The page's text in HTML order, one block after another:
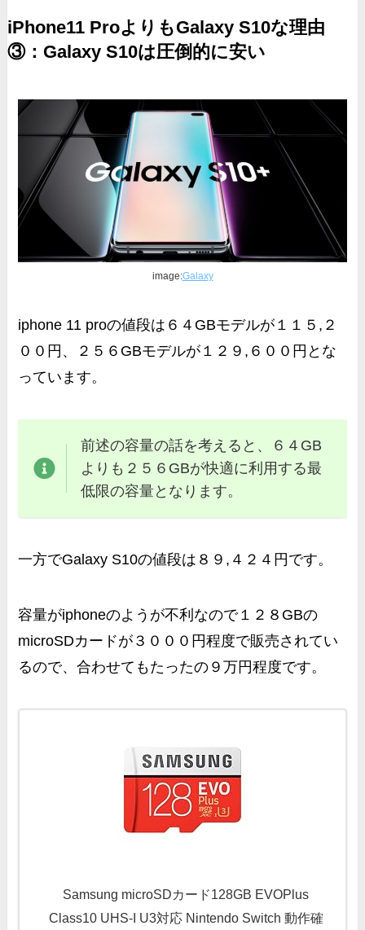
iPhone11 ProよりもGalaxy S10な理由
③：Galaxy S10は圧倒的に安い
image:Galaxy
iphone 11 proの値段は６４GBモデルが１１５,２
００円、
２５６GBモデルが１２９,６００円 とな
っています。
前述の容量の話を考えると、６４GB
よりも２５６GBが快適に利用する最
低限の容量となります。
一方でGalaxy S10の値段は８９,４２４円です。
容量がiphoneのようが不利なので１２８GBの
microSDカードが３０００円程度で販売されてい
るので、合わせてもたったの９万円程度です。
Samsung microSDカード128GB EVOPlus
Class10 UHS-I U3対応 Nintendo Switch 動作確